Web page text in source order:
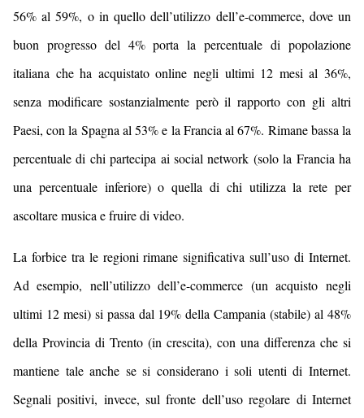
56% al 59%, o in quello dell’utilizzo dell’e-commerce, dove un
buon progresso del 4% porta la percentuale di popolazione
italiana che ha acquistato online negli ultimi 12 mesi al 36%,
senza modificare sostanzialmente però il rapporto con gli altri
Paesi, con la Spagna al 53% e la Francia al 67%. Rimane bassa la
percentuale di chi partecipa ai social network (solo la Francia ha
una percentuale inferiore) o quella di chi utilizza la rete per
ascoltare musica e fruire di video.
La forbice tra le regioni rimane significativa sull’uso di Internet.
Ad esempio, nell’utilizzo dell’e-commerce (un acquisto negli
ultimi 12 mesi) si passa dal 19% della Campania (stabile) al 48%
della Provincia di Trento (in crescita), con una differenza che si
mantiene tale anche se si considerano i soli utenti di Internet.
Segnali positivi, invece, sul fronte dell’uso regolare di Internet